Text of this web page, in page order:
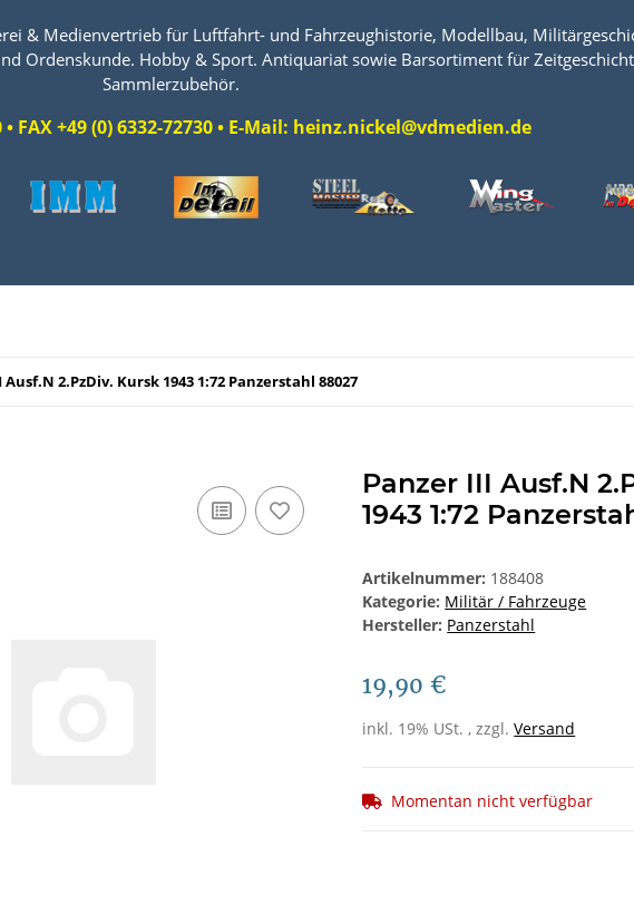
& Medienvertrieb für Luftfahrt- und Fahrzeughistorie, Modellbau,
Ordenskunde. Hobby & Sport. Antiquariat sowie Barsortiment für
Sammlerzubehör.
• FAX +49 (0) 6332-72730 • E-Mail: heinz.nickel@vdmedien.de
Ausf.N 2.PzDiv. Kursk 1943 1:72 Panzerstahl 88027
Panzer III Ausf.N
1943 1:72
Artikelnummer: 188408
Kategorie: Militär / Fahrzeuge
Hersteller: Panzerstahl
19,90 €
inkl. 19% USt. , zzgl.Versand
Momentan nicht verfügbar